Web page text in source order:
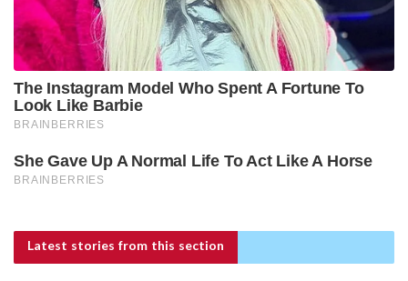
Latest stories from this section